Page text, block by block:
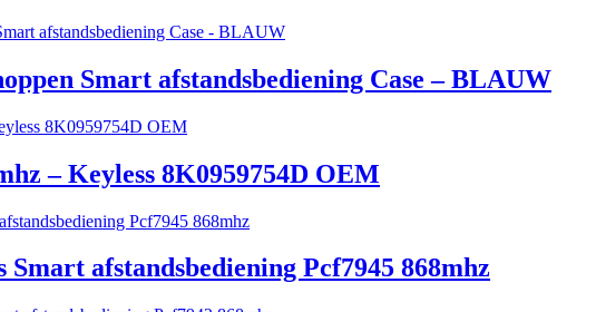
Smart afstandsbediening Case – BLAUW
– Keyless 8K0959754D OEM
Smart afstandsbediening Pcf7945 868mhz